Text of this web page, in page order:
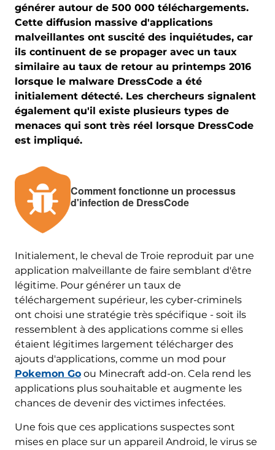
générer autour de 500 000 téléchargements.
Cette diffusion massive d'applications
malveillantes ont suscité des inquiétudes, car
ils continuent de se propager avec un taux
similaire au taux de retour au printemps 2016
lorsque le malware DressCode a été
initialement détecté. Les chercheurs signalent
également qu'il existe plusieurs types de
menaces qui sont très réel lorsque DressCode
est impliqué.
Comment fonctionne un processus
d'infection de DressCode
Initialement, le cheval de Troie reproduit par une
application malveillante de faire semblant d'être
légitime. Pour générer un taux de
téléchargement supérieur, les cyber-criminels
ont choisi une stratégie très spécifique - soit ils
ressemblent à des applications comme si elles
étaient légitimes largement télécharger des
ajouts d'applications, comme un mod pour
Pokemon Goou Minecraft add-on. Cela rend les
applications plus souhaitable et augmente les
chances de devenir des victimes infectées.
Une fois que ces applications suspectes sont
mises en place sur un appareil Android, le virus se